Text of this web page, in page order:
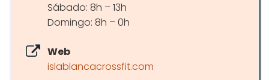
Sábado: 8h – 13h
Domingo: 8h – 0h
Web
islablancacrossfit.com